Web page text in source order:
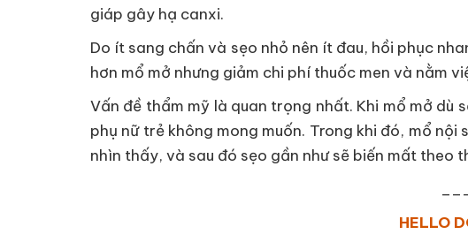
giáp gây hạ canxi.
Do ít sang chấn và sẹo nhỏ nên ít đau, hồi phục
hơn mổ mở nhưng giảm chi phí thuốc men và nằm
Vấn đề thẩm mỹ là quan trọng nhất. Khi mổ mở
phụ nữ trẻ không mong muốn. Trong khi đó, mổ
nhìn thấy, và sau đó sẹo gần như sẽ biến mất theo
HELLO